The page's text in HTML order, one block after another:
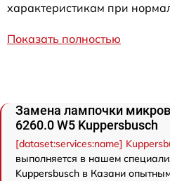
характеристикам при
Показать полностью
Замена лампочки
6260.0 W5 Kuppersbusch
[dataset:services:name]
выполняется в нашем
Kuppersbusch в Казани